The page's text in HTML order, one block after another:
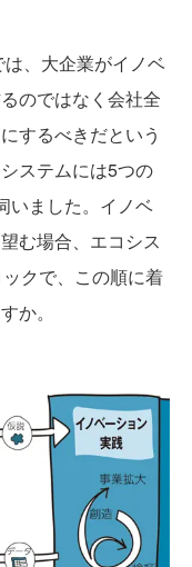
は、大企業がイノベ
のではなく会社全
するべきだという
ステムには5つの
いました。イノベ
む場合、エコシス
クで、この順に着
か。